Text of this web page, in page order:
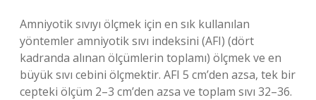
Amniyotik sıvıyı ölçmek için en sık kullanılan
yöntemler amniyotik sıvı indeksini (AFI) (dört
kadranda alınan ölçümlerin toplamı) ölçmek ve en
büyük sıvı cebini ölçmektir. AFI 5 cm’den azsa, tek bir
cepteki ölçüm 2–3 cm’den azsa ve toplam sıvı 32–36.